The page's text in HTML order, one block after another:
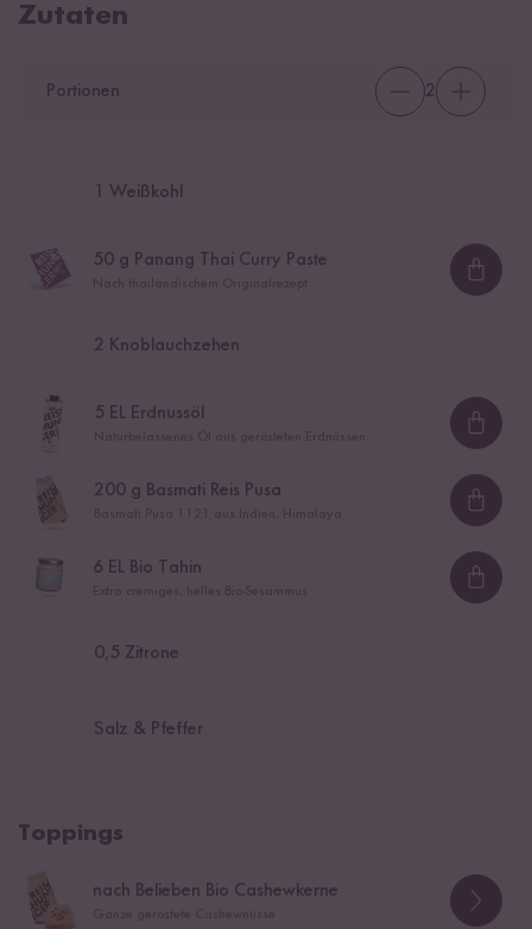
Zutaten
Portionen 2
Weißkohl
50 g Panang Thai Curry Paste
2 Knoblauchzehen
5 EL Erdnussöl
200 g Basmati Reis Pusa
6 EL Bio Tahin
0,5 Zitrone
Salz & Pfeffer
Toppings
nach Belieben Bio Cashewkerne